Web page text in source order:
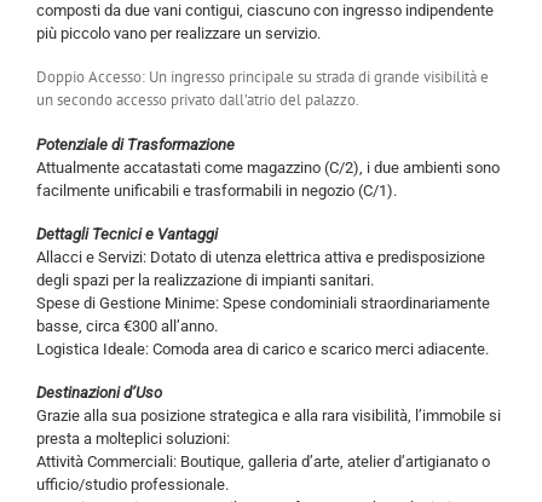
composti da due vani contigui, ciascuno con ingresso indipendente
più piccolo vano per realizzare un servizio.
Doppio Accesso: Un ingresso principale su strada di grande visibilità e
un secondo accesso privato dall’atrio del palazzo.
Potenziale di Trasformazione
Attualmente accatastati come magazzino (C/2), i due ambienti sono
facilmente unificabili e trasformabili in negozio (C/1).
Dettagli Tecnici e Vantaggi
Allacci e Servizi: Dotato di utenza elettrica attiva e predisposizione
degli spazi per la realizzazione di impianti sanitari.
Spese di Gestione Minime: Spese condominiali straordinariamente
basse, circa €300 all’anno.
Logistica Ideale: Comoda area di carico e scarico merci adiacente.
Destinazioni d’Uso
Grazie alla sua posizione strategica e alla rara visibilità, l’immobile si
presta a molteplici soluzioni:
Attività Commerciali: Boutique, galleria d’arte, atelier d’artigianato o
ufficio/studio professionale.